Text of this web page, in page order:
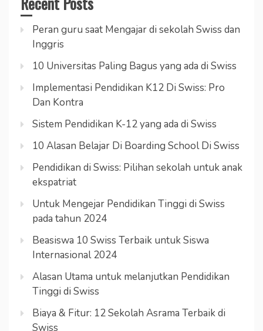
Peran guru saat Mengajar di sekolah Swiss dan
Inggris
10 Universitas Paling Bagus yang ada di Swiss
Implementasi Pendidikan K12 Di Swiss: Pro
Dan Kontra
Sistem Pendidikan K-12 yang ada di Swiss
10 Alasan Belajar Di Boarding School Di Swiss
Pendidikan di Swiss: Pilihan sekolah untuk anak
ekspatriat
Untuk Mengejar Pendidikan Tinggi di Swiss
pada tahun 2024
Beasiswa 10 Swiss Terbaik untuk Siswa
Internasional 2024
Alasan Utama untuk melanjutkan Pendidikan
Tinggi di Swiss
Biaya & Fitur: 12 Sekolah Asrama Terbaik di
Swiss